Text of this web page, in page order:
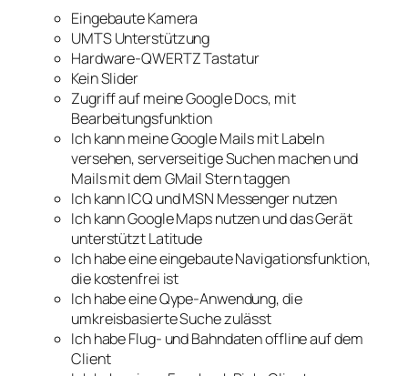
Eingebaute Kamera
UMTS Unterstützung
Hardware-QWERTZ Tastatur
Kein Slider
Zugriff auf meine Google Docs, mit
Bearbeitungsfunktion
Ich kann meine Google Mails mit Labeln
versehen, serverseitige Suchen machen und
Mails mit dem GMail Stern taggen
Ich kann ICQ und MSN Messenger nutzen
Ich kann Google Maps nutzen und das Gerät
unterstützt Latitude
Ich habe eine eingebaute Navigationsfunktion,
die kostenfrei ist
Ich habe eine Qype-Anwendung, die
umkreisbasierte Suche zulässt
Ich habe Flug- und Bahndaten offline auf dem
Client